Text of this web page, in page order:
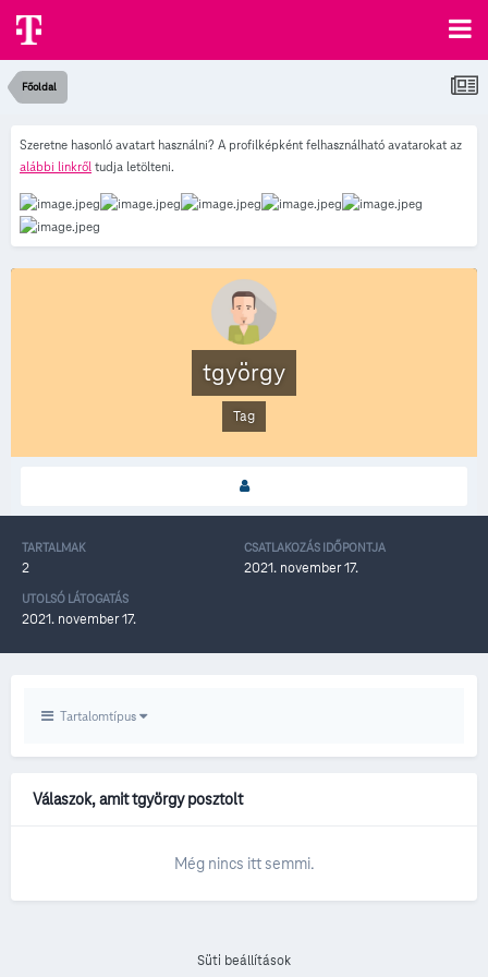
Főoldal
Szeretne hasonló avatart használni? A profilképként felhasználható avatarokat az
alábbi linkről tudja letölteni.
tgyörgy
Tag
TARTALMAK
2
CSATLAKOZÁS IDŐPONTJA
2021. november 17.
UTOLSÓ LÁTOGATÁS
2021. november 17.
Tartalomtípus
Válaszok, amit tgyörgy posztolt
Még nincs itt semmi.
Süti beállítások